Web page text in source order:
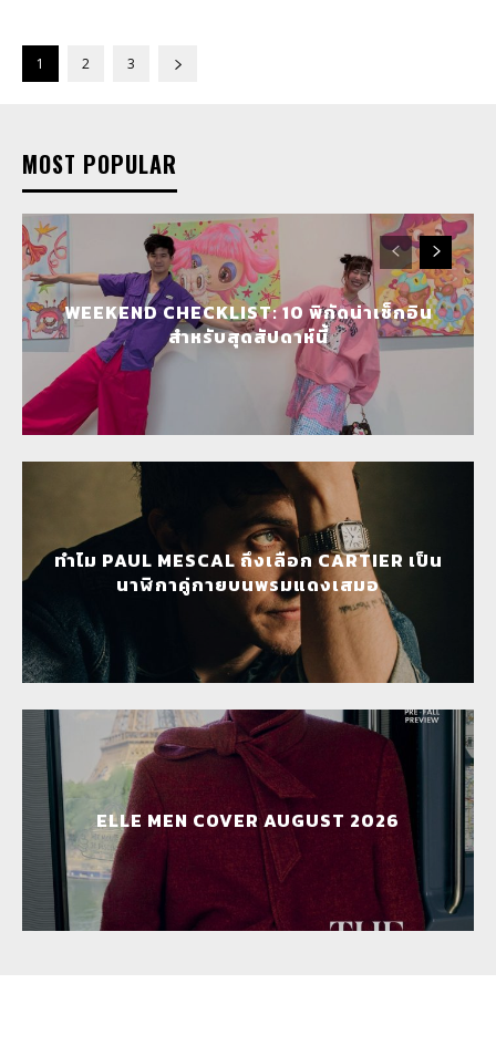
1 2 3
MOST POPULAR
WEEKEND CHECKLIST: 10 พิกัดน่าเช็กอิน
สำหรับสุดสัปดาห์นี้
ทำไม PAUL MESCAL ถึงเลือก CARTIER เป็น
นาฬิกาคู่กายบนพรมแดงเสมอ
ELLE MEN COVER AUGUST 2026